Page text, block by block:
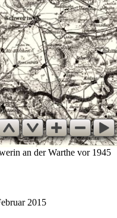
an der Warthe vor 1945
2015